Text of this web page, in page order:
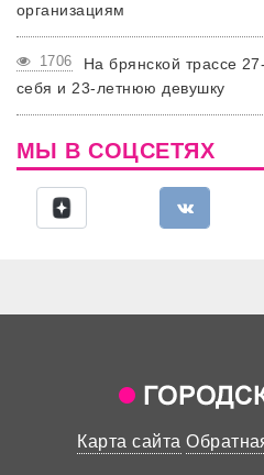
организациям
1706
На брянской трассе
себя и 23-летнюю девушку
МЫ В СОЦСЕТЯХ
Карта сайта